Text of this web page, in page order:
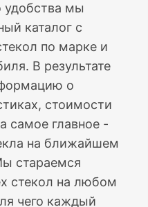
удобства мы
каталог с
по марке и
В результате
о
стоимости
самое главное -
на ближайшем
стараемся
стекол на любом
чего каждый